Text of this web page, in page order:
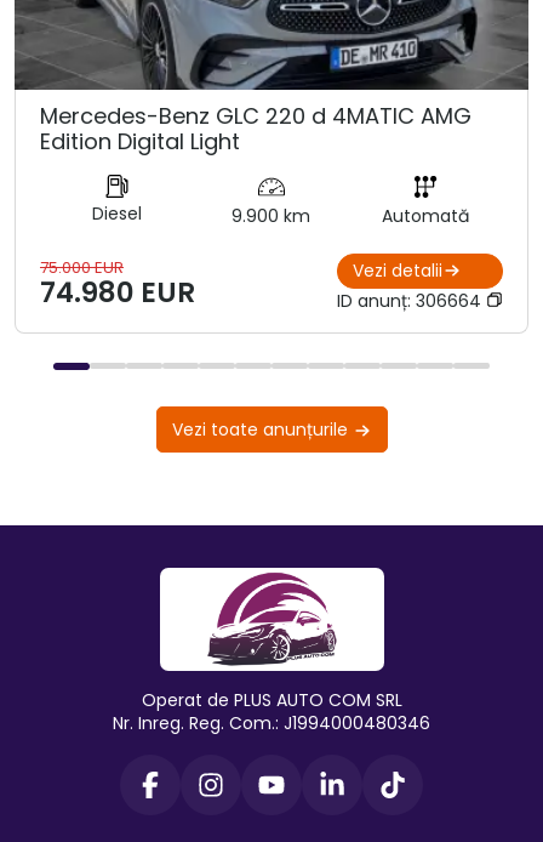
Mercedes-Benz GLC 220 d 4MATIC AMG
Edition Digital Light
Diesel 9.900 km Automată
75.000 EUR
74.980 EUR
Vezi detalii
ID anunț: 306664
Vezi toate anunțurile
Operat de PLUS AUTO COM SRL
Nr. Inreg. Reg. Com.: J1994000480346